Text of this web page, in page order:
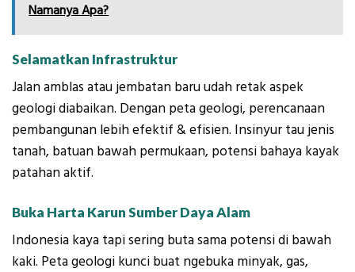
Namanya Apa?
Selamatkan Infrastruktur
Jalan amblas atau jembatan baru udah retak aspek
geologi diabaikan. Dengan peta geologi, perencanaan
pembangunan lebih efektif & efisien. Insinyur tau jenis
tanah, batuan bawah permukaan, potensi bahaya kayak
patahan aktif.
Buka Harta Karun Sumber Daya Alam
Indonesia kaya tapi sering buta sama potensi di bawah
kaki. Peta geologi kunci buat ngebuka minyak, gas,